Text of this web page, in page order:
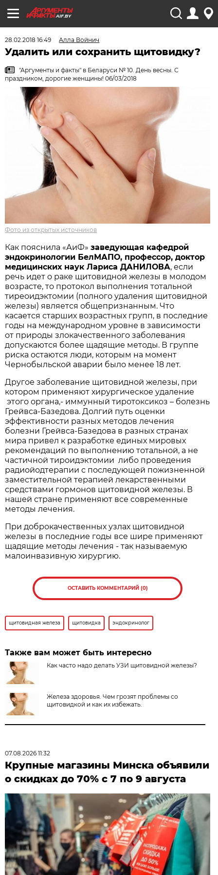
AIF.BY
28.02.2018 16:49 Алла Войнич
Удалить или сохранить щитовидку?
"Аргументы и факты" в Беларуси № 10. День весны. С
праздником, дорогие женщины! 06/03/2018
Фото из открытых источников
Как пояснила «АиФ»заведующая кафедрой
эндокринологии БелМАПО, профессор, доктор
медицинских наук Лариса ДАНИЛОВА, если
речь идет о раке щитовидной железы в молодом
возрасте, то протокол выполнения тотальной
тиреоидэктомии (полного удаления щитовидной
железы) является общепризнанным. Что
касается старших возрастных групп, в последние
годы на международном уровне в зависимости
от природы злокачественного заболевания
допускаются более щадящие методы. В группе
риска остаются люди, которым на момент
Чернобыльской аварии было менее 18 лет.
Другое заболевание щитовидной железы, при
котором применяют хирургическое удаление
этого органа,- иммунный тиротоксикоз – болезнь
Грейвса-Базедова. Долгий путь оценки
эффективности разных методов лечения
болезни Грейвса-Базедова в разных странах
мира привел к разработке единых мировых
рекомендаций по выполнению тотальной, а не
частичной тироидэктомии либо проведения
радиойодтерапии с последующей пожизненной
заместительной терапией лекарственными
средствами гормонов щитовидной железы. В
нашей стране применяют все современные
методы лечения.
При доброкачественных узлах щитовидной
железы в последние годы все шире применяют
щадящие методы лечения - так называемую
малоинвазивную хирургию.
ОСТАВИТЬ КОММЕНТАРИЙ (0)
щитовидная железа щитовидка эндокринолог
Также вам может быть интересно
Как часто надо делать УЗИ щитовидной железы?
Железа здоровья. Чем грозят проблемы со
щитовидкой и как их избежать.
07.08.2026 11:32
Крупные магазины Минска объявили
о скидках до 70% с 7 по 9 августа